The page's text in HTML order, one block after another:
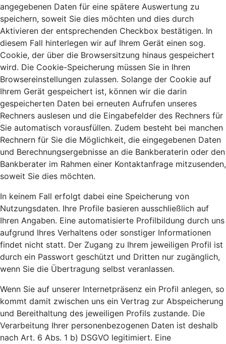
angegebenen Daten für eine spätere Auswertung zu
speichern, soweit Sie dies möchten und dies durch
Aktivieren der entsprechenden Checkbox bestätigen. In
diesem Fall hinterlegen wir auf Ihrem Gerät einen sog.
Cookie, der über die Browsersitzung hinaus gespeichert
wird. Die Cookie-Speicherung müssen Sie in Ihren
Browsereinstellungen zulassen. Solange der Cookie auf
Ihrem Gerät gespeichert ist, können wir die darin
gespeicherten Daten bei erneuten Aufrufen unseres
Rechners auslesen und die Eingabefelder des Rechners für
Sie automatisch vorausfüllen. Zudem besteht bei manchen
Rechnern für Sie die Möglichkeit, die eingegebenen Daten
und Berechnungsergebnisse an die Bankberaterin oder den
Bankberater im Rahmen einer Kontaktanfrage mitzusenden,
soweit Sie dies möchten.
In keinem Fall erfolgt dabei eine Speicherung von
Nutzungsdaten. Ihre Profile basieren ausschließlich auf
Ihren Angaben. Eine automatisierte Profilbildung durch uns
aufgrund Ihres Verhaltens oder sonstiger Informationen
findet nicht statt. Der Zugang zu Ihrem jeweiligen Profil ist
durch ein Passwort geschützt und Dritten nur zugänglich,
wenn Sie die Übertragung selbst veranlassen.
Wenn Sie auf unserer Internetpräsenz ein Profil anlegen, so
kommt damit zwischen uns ein Vertrag zur Abspeicherung
und Bereithaltung des jeweiligen Profils zustande. Die
Verarbeitung Ihrer personenbezogenen Daten ist deshalb
nach Art. 6 Abs. 1 b) DSGVO legitimiert. Eine